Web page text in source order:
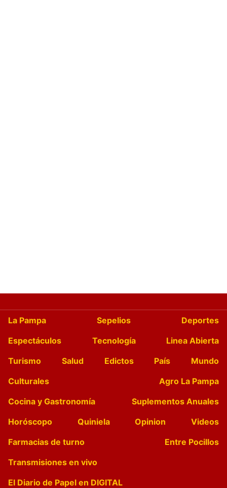
La Pampa Sepelios
Deportes
Espectáculos
Tecnología
Linea Abierta
Turismo
Salud Edictos País
Mundo
Culturales
Agro La Pampa
Cocina y Gastronomía
Suplementos Anuales
Horóscopo
Quiniela Opinion
Videos
Farmacias de turno
Entre Pocillos
Transmisiones en vivo
El Diario de Papel en DIGITAL